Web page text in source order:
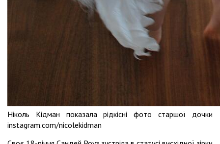
Ніколь Кідман показала рідкісні фото старшої дочки
instagram.com/nicolekidman